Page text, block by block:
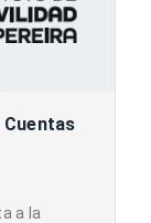
Cuentas
a la